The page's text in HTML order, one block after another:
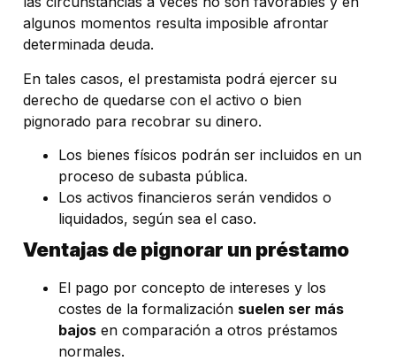
algunos momentos resulta imposible afrontar
determinada deuda.
En tales casos, el prestamista podrá ejercer su
derecho de quedarse con el activo o bien
pignorado para recobrar su dinero.
Los bienes físicos podrán ser incluidos en un
proceso de subasta pública.
Los activos financieros serán vendidos o
liquidados, según sea el caso.
Ventajas de pignorar un préstamo
El pago por concepto de intereses y los
costes de la formalización suelen ser más
bajos en comparación a otros préstamos
normales.